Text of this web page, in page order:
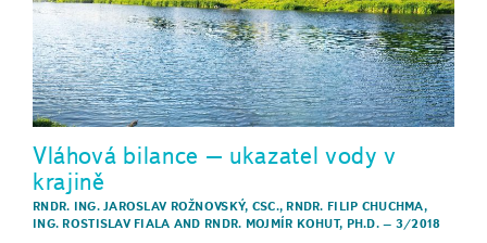
Vláhová bilance – ukazatel vody v
krajině
RNDR. ING. JAROSLAV ROŽNOVSKÝ, CSC., RNDR. FILIP CHUCHMA,
ING. ROSTISLAV FIALA AND RNDR. MOJMÍR KOHUT, PH.D. – 3/2018